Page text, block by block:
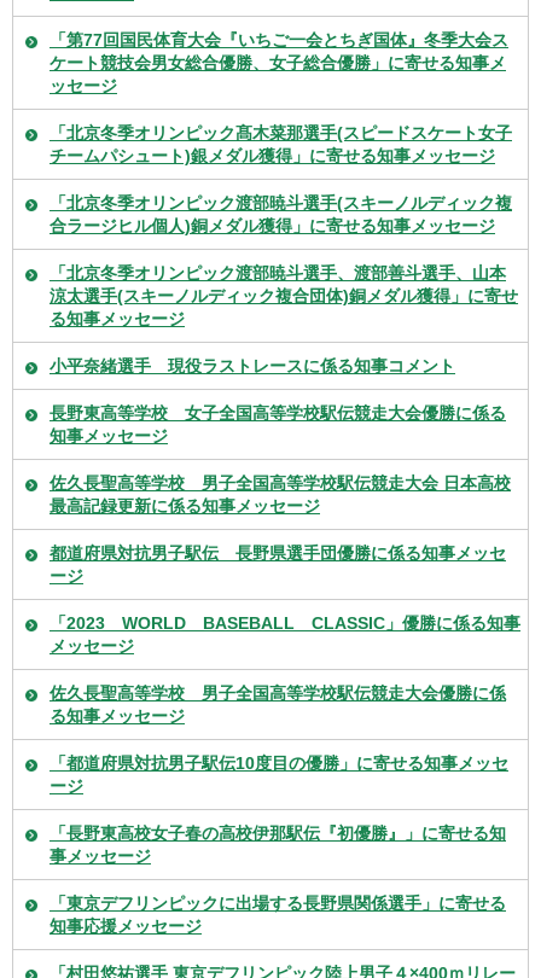
「第77回国民体育大会『いちご一会とちぎ国体』冬季大会ス
ケート競技会男女総合優勝、女子総合優勝」に寄せる知事メ
ッセージ
「北京冬季オリンピック髙木菜那選手(スピードスケート女子
チームパシュート)銀メダル獲得」に寄せる知事メッセージ
「北京冬季オリンピック渡部暁斗選手(スキーノルディック複
合ラージヒル個人)銅メダル獲得」に寄せる知事メッセージ
「北京冬季オリンピック渡部暁斗選手、渡部善斗選手、山本
涼太選手(スキーノルディック複合団体)銅メダル獲得」に寄せ
る知事メッセージ
小平奈緒選手 現役ラストレースに係る知事コメント
長野東高等学校 女子全国高等学校駅伝競走大会優勝に係る
知事メッセージ
佐久長聖高等学校 男子全国高等学校駅伝競走大会 日本高校
最高記録更新に係る知事メッセージ
都道府県対抗男子駅伝 長野県選手団優勝に係る知事メッセ
ージ
「2023 WORLD BASEBALL CLASSIC」優勝に係る知事
メッセージ
佐久長聖高等学校 男子全国高等学校駅伝競走大会優勝に係
る知事メッセージ
「都道府県対抗男子駅伝10度目の優勝」に寄せる知事メッセ
ージ
「長野東高校女子春の高校伊那駅伝『初優勝』」に寄せる知
事メッセージ
「東京デフリンピックに出場する長野県関係選手」に寄せる
知事応援メッセージ
「村田悠祐選手 東京デフリンピック陸上男子４×400ｍリレー